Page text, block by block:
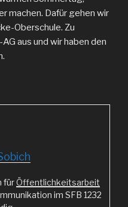
machen. Dafür gehen wir
Oberschule. Zu
aus und wir haben den
fürÖffentlichkeitsarbeit
im SFB 1232